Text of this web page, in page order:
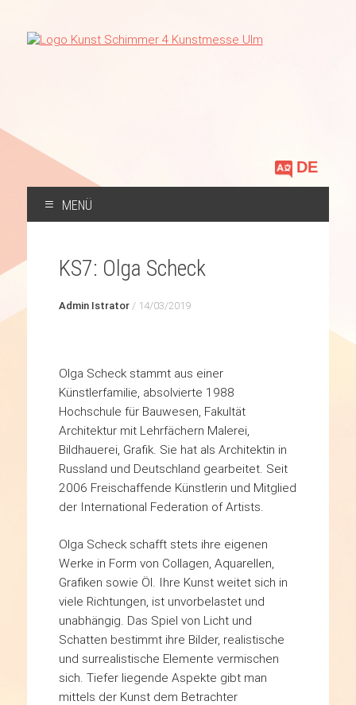
Sprache
auswählen
MENÜ
SPRINGEN
KS7: Olga Scheck
Admin Istrator/ 14/03/2019
Olga Scheck stammt aus einer
Künstlerfamilie, absolvierte 1988
Hochschule für Bauwesen, Fakultät
Architektur mit Lehrfächern Malerei,
Bildhauerei, Grafik. Sie hat als Architektin in
Russland und Deutschland gearbeitet. Seit
2006 Freischaffende Künstlerin und Mitglied
der International Federation of Artists.
Olga Scheck schafft stets ihre eigenen
Werke in Form von Collagen, Aquarellen,
Grafiken sowie Öl. Ihre Kunst weitet sich in
viele Richtungen, ist unvorbelastet und
unabhängig. Das Spiel von Licht und
Schatten bestimmt ihre Bilder, realistische
und surrealistische Elemente vermischen
sich. Tiefer liegende Aspekte gibt man
mittels der Kunst dem Betrachter